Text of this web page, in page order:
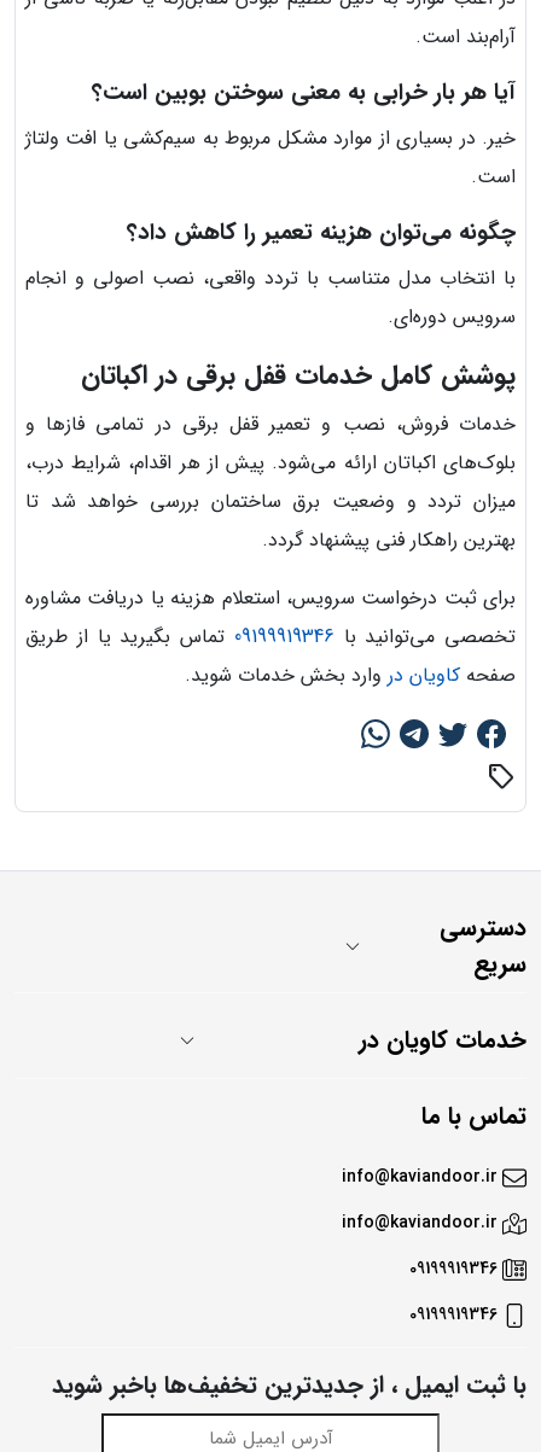
آرام‌بند است.
آیا هر بار خرابی به معنی سوختن بوبین است؟
خیر. در بسیاری از موارد مشکل مربوط به سیم‌کشی یا افت ولتاژ
است.
چگونه می‌توان هزینه تعمیر را کاهش داد؟
با انتخاب مدل متناسب با تردد واقعی، نصب اصولی و انجام
سرویس دوره‌ای.
پوشش کامل خدمات قفل برقی در اکباتان
خدمات فروش، نصب و تعمیر قفل برقی در تمامی فازها و
بلوک‌های اکباتان ارائه می‌شود. پیش از هر اقدام، شرایط درب،
میزان تردد و وضعیت برق ساختمان بررسی خواهد شد تا
بهترین راهکار فنی پیشنهاد گردد.
برای ثبت درخواست سرویس، استعلام هزینه یا دریافت مشاوره
تخصصی می‌توانید با 09199919346 تماس بگیرید یا از طریق
صفحه کاویان در وارد بخش خدمات شوید.
sell
دسترسی
سریع
خدمات کاویان در
تماس با ما
info@kaviandoor.ir
info@kaviandoor.ir
09199919346
09199919346
با ثبت ایمیل ، از جدید‌ترین تخفیف‌ها با‌خبر شوید